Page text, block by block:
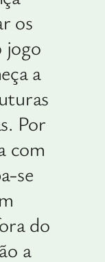
os
jogo
a
Por
com
se
do
a